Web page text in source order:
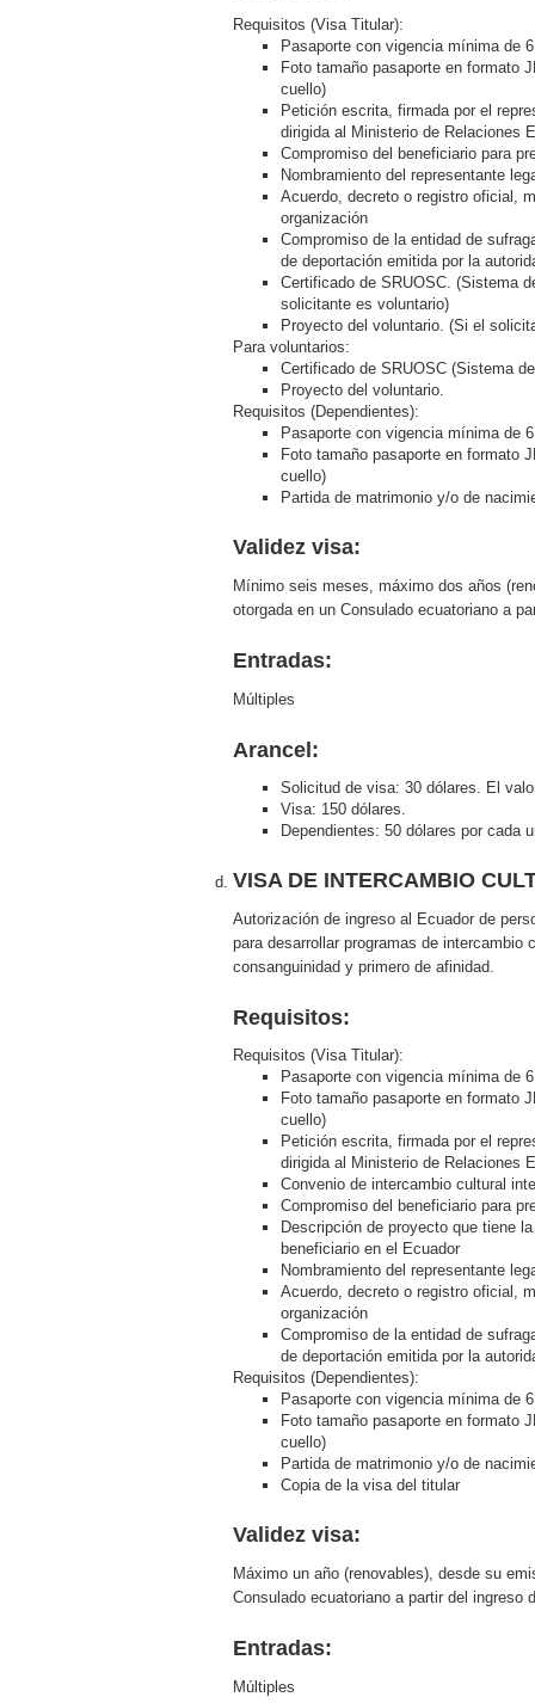
Requisitos (Visa Titular):
Pasaporte con vigencia mínima de
Foto tamaño pasaporte en formato
cuello)
Petición escrita, firmada por el
dirigida al Ministerio de Relaciones
Compromiso del beneficiario para
Nombramiento del representante
Acuerdo, decreto o registro oficial,
organización
Compromiso de la entidad de
de deportación emitida por la
Certificado de SRUOSC. (Sistema
solicitante es voluntario)
Proyecto del voluntario. (Si el
Para voluntarios:
Certificado de SRUOSC (Sistema
Proyecto del voluntario.
Requisitos (Dependientes):
Pasaporte con vigencia mínima de
Foto tamaño pasaporte en formato
cuello)
Partida de matrimonio y/o de
Validez visa:
Mínimo seis meses, máximo dos años
otorgada en un Consulado ecuatoriano a
Entradas:
Múltiples
Arancel:
Solicitud de visa: 30 dólares. El
Visa: 150 dólares.
Dependientes: 50 dólares por cada
VISA DE INTERCAMBIO
Autorización de ingreso al Ecuador de
para desarrollar programas de
consanguinidad y primero de afinidad.
Requisitos:
Requisitos (Visa Titular):
Pasaporte con vigencia mínima de
Foto tamaño pasaporte en formato
cuello)
Petición escrita, firmada por el
dirigida al Ministerio de Relaciones
Convenio de intercambio cultural
Compromiso del beneficiario para
Descripción de proyecto que tiene
beneficiario en el Ecuador
Nombramiento del representante
Acuerdo, decreto o registro oficial,
organización
Compromiso de la entidad de
de deportación emitida por la
Requisitos (Dependientes):
Pasaporte con vigencia mínima de
Foto tamaño pasaporte en formato
cuello)
Partida de matrimonio y/o de
Copia de la visa del titular
Validez visa:
Máximo un año (renovables), desde su
Consulado ecuatoriano a partir del ingreso
Entradas:
Múltiples